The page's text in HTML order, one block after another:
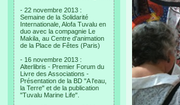
- 22 novembre 2013 :
Semaine de la Solidarité
Internationale, Alofa Tuvalu en
duo avec la compagnie Le
Makila, au Centre d'animation
de la Place de Fêtes (Paris)
- 16 novembre 2013 :
Alterlibris - Premier Forum du
Livre des Associations -
Présentation de la BD "A l'eau,
la Terre" et de la publication
"Tuvalu Marine Life".